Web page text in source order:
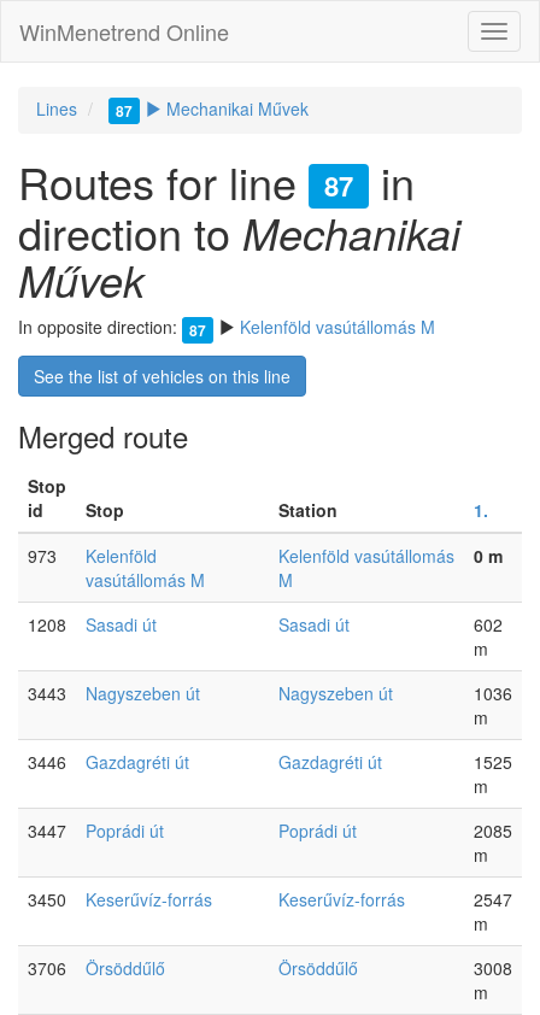
WinMenetrend Online
Lines 87 Mechanikai Művek
Routes for line 87
in
direction to Mechanikai
Művek
In opposite direction: 87 Kelenföld vasútállomás M
See the list of vehicles on this line
Merged route
Stop
id
Stop Station
1.
973
Kelenföld
vasútállomás M
Kelenföld vasútállomás
M
0 m
1208 Sasadi út Sasadi út
602
m
3443
Nagyszeben út Nagyszeben út
1036
m
3446
Gazdagréti út Gazdagréti út
1525
m
3447
Poprádi út Poprádi út
2085
m
3450
Keserűvíz-forrás Keserűvíz-forrás
2547
m
3706
Örsöddűlő Örsöddűlő
3008
m